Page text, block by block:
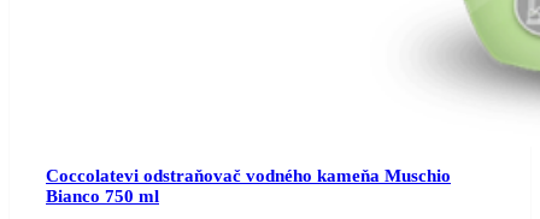
Coccolatevi odstraňovač vodného kameňa Muschio
Bianco 750 ml